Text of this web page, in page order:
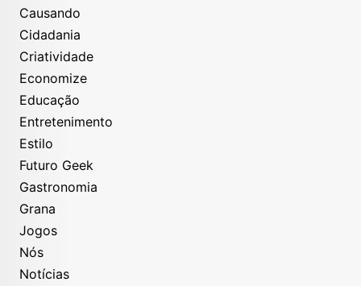
Causando
Cidadania
Criatividade
Economize
Educação
Entretenimento
Estilo
Futuro Geek
Gastronomia
Grana
Jogos
Nós
Notícias